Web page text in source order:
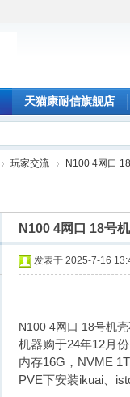
天猫康耐信旗舰店
玩家交流
›
N100 4网口
N100 4网口 18号
发表于 2025-7-16
N100 4网口 18号机
机器购于24年12月
内存16G，NVME
PVE下安装ikuai、